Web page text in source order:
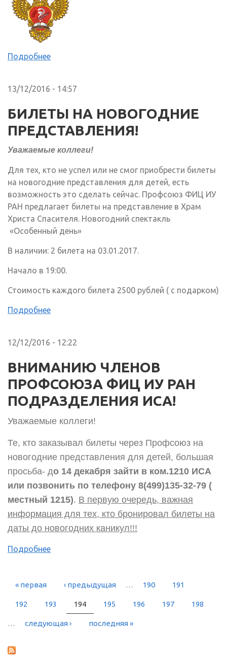
Подробнее
13/12/2016 - 14:57
БИЛЕТЫ НА НОВОГОДНИЕ
ПРЕДСТАВЛЕНИЯ!
Уважаемые коллеги!
Для тех, кто не успел или не смог приобрести билеты
на новогодние представления для детей, есть
возможность это сделать сейчас. Профсоюз ФИЦ ИУ
РАН предлагает билеты на представление в Храм
Христа Спасителя. Новогодний спектакль
«Особенный день»
В наличии: 2 билета на 03.01.2017.
Начало в 19:00.
Стоимость каждого билета 2500 рублей ( с подарком)
Подробнее
12/12/2016 - 12:22
ВНИМАНИЮ ЧЛЕНОВ
ПРОФСОЮЗА ФИЦ ИУ РАН
ПОДРАЗДЕЛЕНИЯ ИСА!
Уважаемые коллеги!
Те, кто заказывал билеты через Профсоюз на
новогодние представления для детей, большая
просьба- до 14 декабря зайти в ком.1210 ИСА
или позвонить по телефону 8(499)135-32-79 (
местный 1215). В первую очередь, важная
информация для тех, кто бронировал билеты на
даты до новогодних каникул!!!
Подробнее
СТРАНИЦЫ
« первая ‹ предыдущая … 190 191
192 193 194 195 196 197 198
… следующая › последняя »